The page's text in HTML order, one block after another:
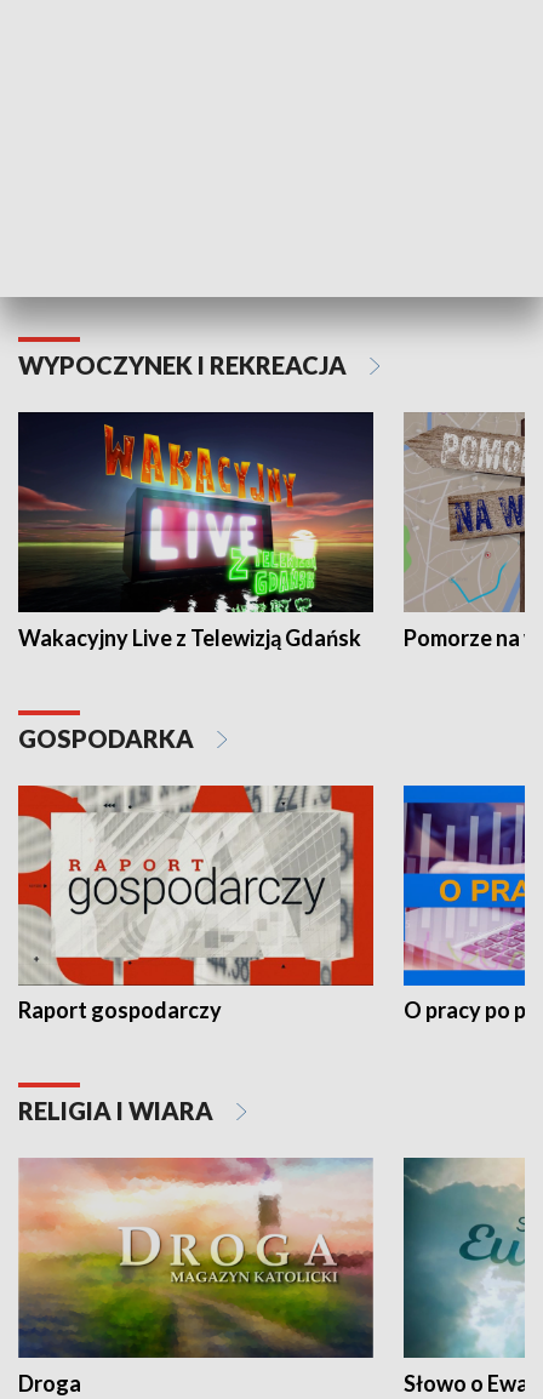
WYPOCZYNEK I REKREACJA
Wakacyjny Live z Telewizją Gdańsk Pomorze na
GOSPODARKA
Raport gospodarczy O pracy po
RELIGIA I WIARA
Droga Słowo o